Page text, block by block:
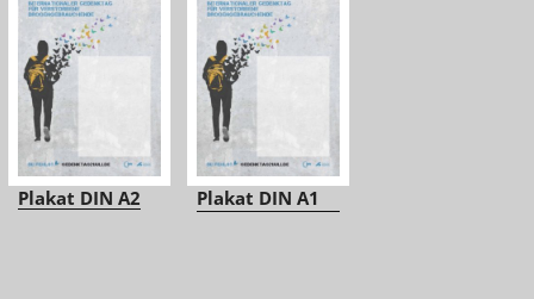
Plakat DIN A2 Plakat DIN A1